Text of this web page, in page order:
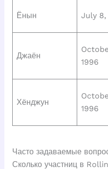
Ёнын July 8,
Джаён
1996
Хёнджун
1996
Часто задаваемые
Сколько участниц в